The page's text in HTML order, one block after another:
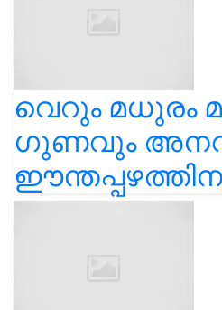
വെറും മധുരം
ഗുണവും